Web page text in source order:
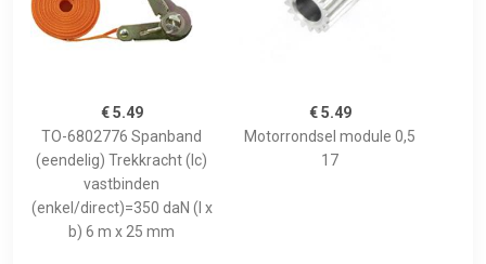
€ 5.49
TO-6802776 Spanband
(eendelig) Trekkracht (lc)
vastbinden
(enkel/direct)=350 daN (l x
b) 6 m x 25 mm
€ 5.49
Motorrondsel module 0,5
17